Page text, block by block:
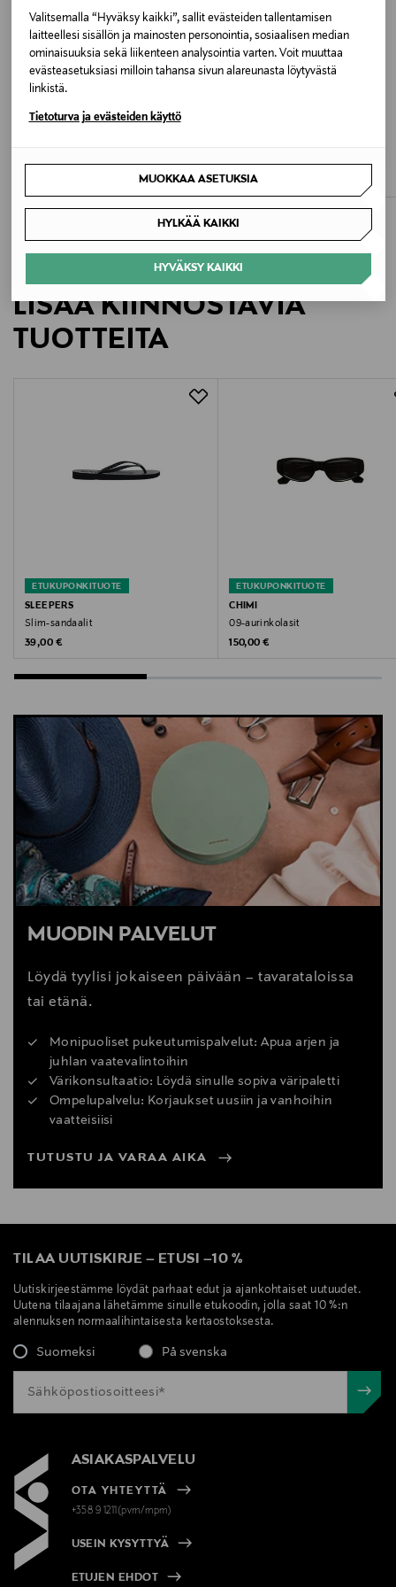
Valitsemalla “Hyväksy kaikki”, sallit evästeiden tallentamisen
laitteellesi sisällön ja mainosten personointia, sosiaalisen median
ominaisuuksia sekä liikenteen analysointia varten. Voit muuttaa
evästeasetuksiasi milloin tahansa sivun alareunasta löytyvästä
linkistä.
Tietoturva ja evästeiden käyttö
MUOKKAA ASETUKSIA
HYLKÄÄ KAIKKI
HYVÄKSY KAIKKI
Valmistusmaa
Sri Lanka
SLEEPERS
Valmistajan osoite
help@sleepers.no
ETUKUPONKITUOTE
Slim-sandaalit
Tapered Platform -varvassandaalit
Original Price
49,00 €
LISÄÄ KIINNOSTAVIA
TUOTTEITA
ETUKUPONKITUOTE
SLEEPERS
Slim-sandaalit
Original Price
39,00 €
ETUKUPONKITUOTE
CHIMI
09-aurinkolasit
Original Price
150,00 €
MUODIN PALVELUT
Löydä tyylisi jokaiseen päivään – tavarataloissa
tai etänä.
Monipuoliset pukeutumispalvelut: Apua arjen ja
juhlan vaatevalintoihin
Värikonsultaatio: Löydä sinulle sopiva väripaletti
Ompelupalvelu: Korjaukset uusiin ja vanhoihin
vaatteisiisi
TUTUSTU JA VARAA AIKA
TILAA UUTISKIRJE – ETUSI –10 %
Uutiskirjeestämme löydät parhaat edut ja ajankohtaiset uutuudet.
Uutena tilaajana lähetämme sinulle etukoodin, jolla saat 10 %:n
alennuksen normaalihintaisesta kertaostoksesta.
Suomeksi På svenska
ASIAKASPALVELU
OTA YHTEYTTÄ
+358 9 1211(pvm/mpm)
USEIN KYSYTTYÄ
ETUJEN EHDOT